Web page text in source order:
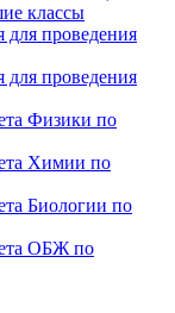
классы
для проведения
для проведения
Физики по
Химии по
Биологии по
ОБЖ по